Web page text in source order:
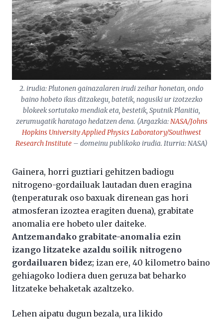
2. irudia: Plutonen gainazalaren irudi zeihar honetan, ondo
baino hobeto ikus ditzakegu, batetik, nagusiki ur izotzezko
blokeek sortutako mendiak eta, bestetik, Sputnik Planitia,
zerumugatik haratago hedatzen dena. (Argazkia:NASA/Johns
Hopkins University Applied Physics Laboratory/Southwest
Research Institute – domeinu publikoko irudia. Iturria: NASA)
Gainera, horri guztiari gehitzen badiogu
nitrogeno-gordailuak lautadan duen eragina
(tenperaturak oso baxuak direnean gas hori
atmosferan izoztea eragiten duena), grabitate
anomalia ere hobeto uler daiteke.
Antzemandako grabitate-anomalia ezin
izango litzateke azaldu soilik nitrogeno
gordailuaren bidez; izan ere, 40 kilometro baino
gehiagoko lodiera duen geruza bat beharko
litzateke behaketak azaltzeko.
Lehen aipatu dugun bezala, ura likido